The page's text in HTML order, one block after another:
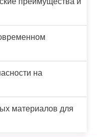
на
материалов для